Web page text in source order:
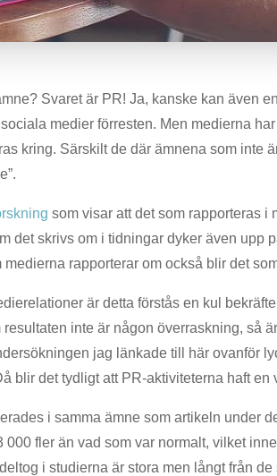
Svaret är PR! Ja, kanske kan även
medier förresten. Men medierna
kring. Särskilt de där ämnena som inte
som visar att det som rapporteras i
det skrivs om i tidningar dyker även upp
rapporterar om också blir det
är detta förstås en kul
inte är någon överraskning, så
jag länkade till här ovanför
blir det tydligt att PR-aktiviteterna haft en
i samma ämne som artikeln under
fler än vad som var normalt, vilket
i studierna är stora men långt från de